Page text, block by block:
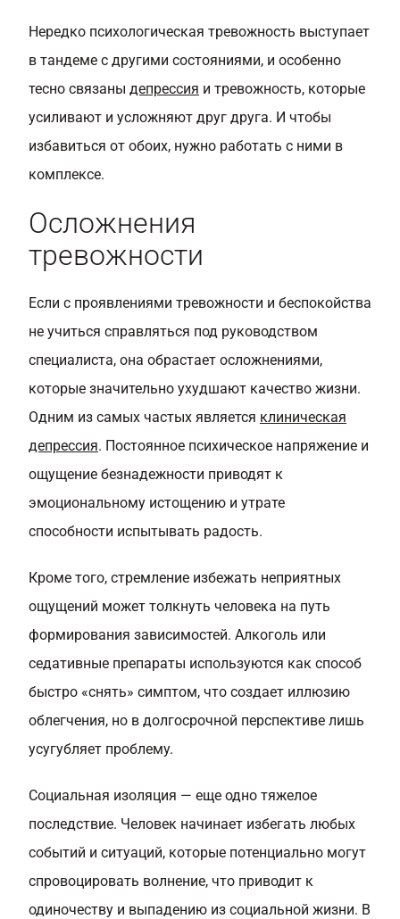
Нередко психологическая тревожность выступает
в тандеме с другими состояниями, и особенно
тесно связаны депрессия и тревожность, которые
усиливают и усложняют друг друга. И чтобы
избавиться от обоих, нужно работать с ними в
комплексе.
Осложнения
тревожности
Если с проявлениями тревожности и беспокойства
не учиться справляться под руководством
специалиста, она обрастает осложнениями,
которые значительно ухудшают качество жизни.
Одним из самых частых является клиническая
депрессия. Постоянное психическое напряжение и
ощущение безнадежности приводят к
эмоциональному истощению и утрате
способности испытывать радость.
Кроме того, стремление избежать неприятных
ощущений может толкнуть человека на путь
формирования зависимостей. Алкоголь или
седативные препараты используются как способ
быстро «снять» симптом, что создает иллюзию
облегчения, но в долгосрочной перспективе лишь
усугубляет проблему.
Социальная изоляция — еще одно тяжелое
последствие. Человек начинает избегать любых
событий и ситуаций, которые потенциально могут
спровоцировать волнение, что приводит к
одиночеству и выпадению из социальной жизни. В